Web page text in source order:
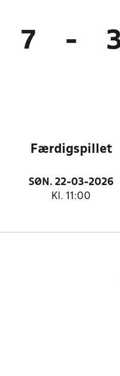
7 -
Færdigspillet
SØN. 22-03-2026
Kl. 11:00